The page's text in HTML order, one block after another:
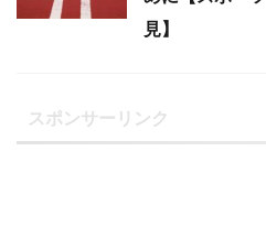
見】
スポンサーリンク